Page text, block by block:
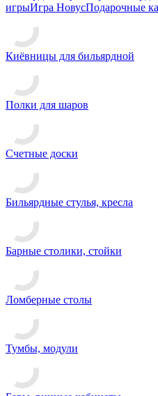
игрыИгра НовусПодарочные
Киёвницы для бильярдной
Полки для шаров
Счетные доски
Бильярдные стулья, кресла
Барные столики, стойки
Ломберные столы
Тумбы, модули